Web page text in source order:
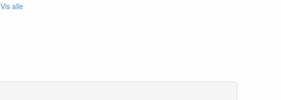
Vis alle